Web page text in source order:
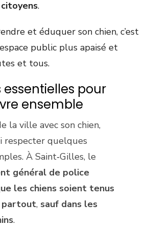
.
et éduquer son chien, c’est
public plus apaisé et
et tous.
essentielles pour
ensemble
la ville avec son chien,
respecter quelques
À Saint‑Gilles, le
général de police
les chiens soient tenus
partout, sauf dans les
.